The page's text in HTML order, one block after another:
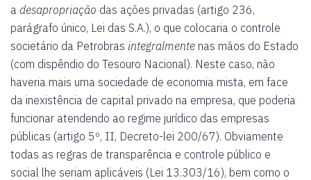
a desapropriação das ações privadas (artigo 236,
parágrafo único, Lei das S.A.), o que colocaria o controle
societário da Petrobras integralmente nas mãos do Estado
(com dispêndio do Tesouro Nacional). Neste caso, não
haveria mais uma sociedade de economia mista, em face
da inexistência de capital privado na empresa, que poderia
funcionar atendendo ao regime jurídico das empresas
públicas (artigo 5º, II, Decreto-lei 200/67). Obviamente
todas as regras de transparência e controle público e
social lhe seriam aplicáveis (Lei 13.303/16), bem como o